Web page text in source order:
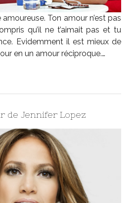
Ton amour n’est pas
qu’il ne t’aimait pas et tu
Evidemment il est mieux de
en un amour réciproque.…
de Jennifer Lopez